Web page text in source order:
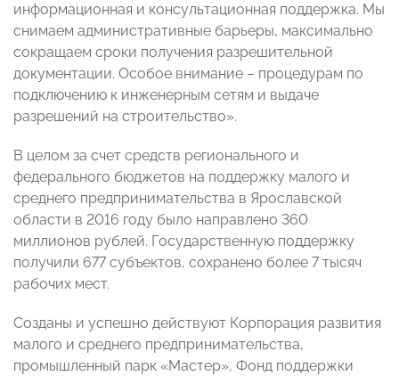
информационная и консультационная поддержка. Мы
снимаем административные барьеры, максимально
сокращаем сроки получения разрешительной
документации. Особое внимание – процедурам по
подключению к инженерным сетям и выдаче
разрешений на строительство».
В целом за счет средств регионального и
федерального бюджетов на поддержку малого и
среднего предпринимательства в Ярославской
области в 2016 году было направлено 360
миллионов рублей. Государственную поддержку
получили 677 субъектов, сохранено более 7 тысяч
рабочих мест.
Созданы и успешно действуют Корпорация развития
малого и среднего предпринимательства,
промышленный парк «Мастер», Фонд поддержки